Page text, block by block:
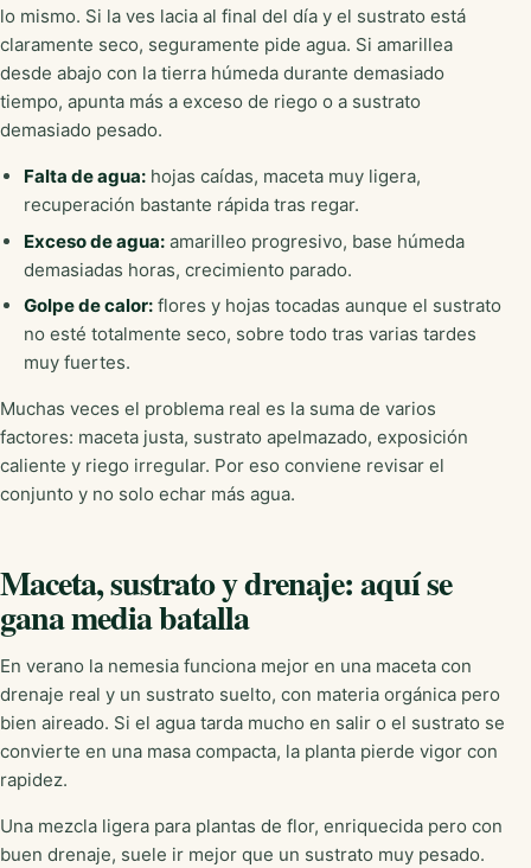
lo mismo. Si la ves lacia al final del día y el sustrato está
claramente seco, seguramente pide agua. Si amarillea
desde abajo con la tierra húmeda durante demasiado
tiempo, apunta más a exceso de riego o a sustrato
demasiado pesado.
Falta de agua:hojas caídas, maceta muy ligera,
recuperación bastante rápida tras regar.
Exceso de agua:amarilleo progresivo, base húmeda
demasiadas horas, crecimiento parado.
Golpe de calor:flores y hojas tocadas aunque el sustrato
no esté totalmente seco, sobre todo tras varias tardes
muy fuertes.
Muchas veces el problema real es la suma de varios
factores: maceta justa, sustrato apelmazado, exposición
caliente y riego irregular. Por eso conviene revisar el
conjunto y no solo echar más agua.
Maceta, sustrato y drenaje: aquí se
gana media batalla
En verano la nemesia funciona mejor en una maceta con
drenaje real y un sustrato suelto, con materia orgánica pero
bien aireado. Si el agua tarda mucho en salir o el sustrato se
convierte en una masa compacta, la planta pierde vigor con
rapidez.
Una mezcla ligera para plantas de flor, enriquecida pero con
buen drenaje, suele ir mejor que un sustrato muy pesado.